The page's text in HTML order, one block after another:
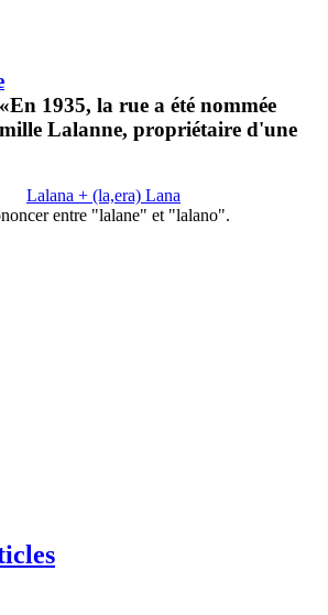
1935, la rue a été nommée
Lalanne, propriétaire d'une
Lalana + (la,era) Lana
entre "lalane" et "lalano".